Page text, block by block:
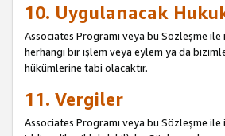
10. Uygulanacak
Associates Programı veya bu Sözleşme
herhangi bir işlem veya eylem ya da
hükümlerine tabi olacaktır.
11. Vergiler
Associates Programı veya bu Sözleşme